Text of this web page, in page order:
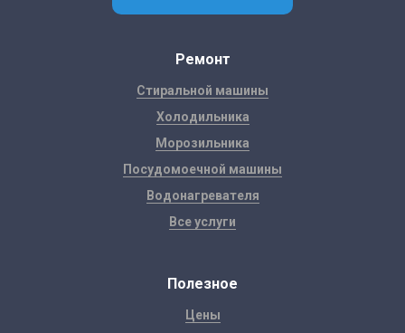
Ремонт
Стиральной машины
Холодильника
Морозильника
Посудомоечной машины
Водонагревателя
Все услуги
Полезное
Цены